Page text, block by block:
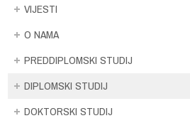
VIJESTI
O NAMA
PREDDIPLOMSKI STUDIJ
DIPLOMSKI STUDIJ
DOKTORSKI STUDIJ